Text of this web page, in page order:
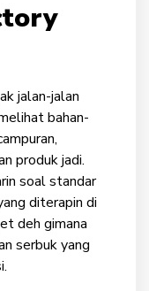
jalan-jalan
bahan-
produk jadi.
soal standar
diterapin di
deh gimana
serbuk yang